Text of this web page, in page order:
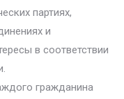
партиях,
и
в соответствии
гражданина